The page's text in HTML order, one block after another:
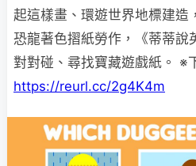
起這樣畫、環遊世界地標建造
恐龍著色摺紙勞作，《蒂蒂說
對對碰、尋找寶藏遊戲紙。 ※
https://reurl.cc/2g4K4m